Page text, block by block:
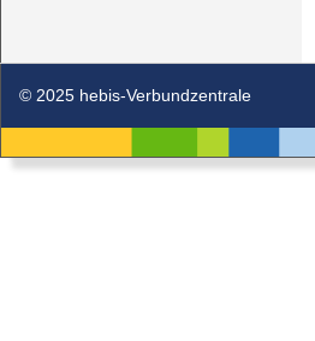
© 2025 hebis-Verbundzentrale